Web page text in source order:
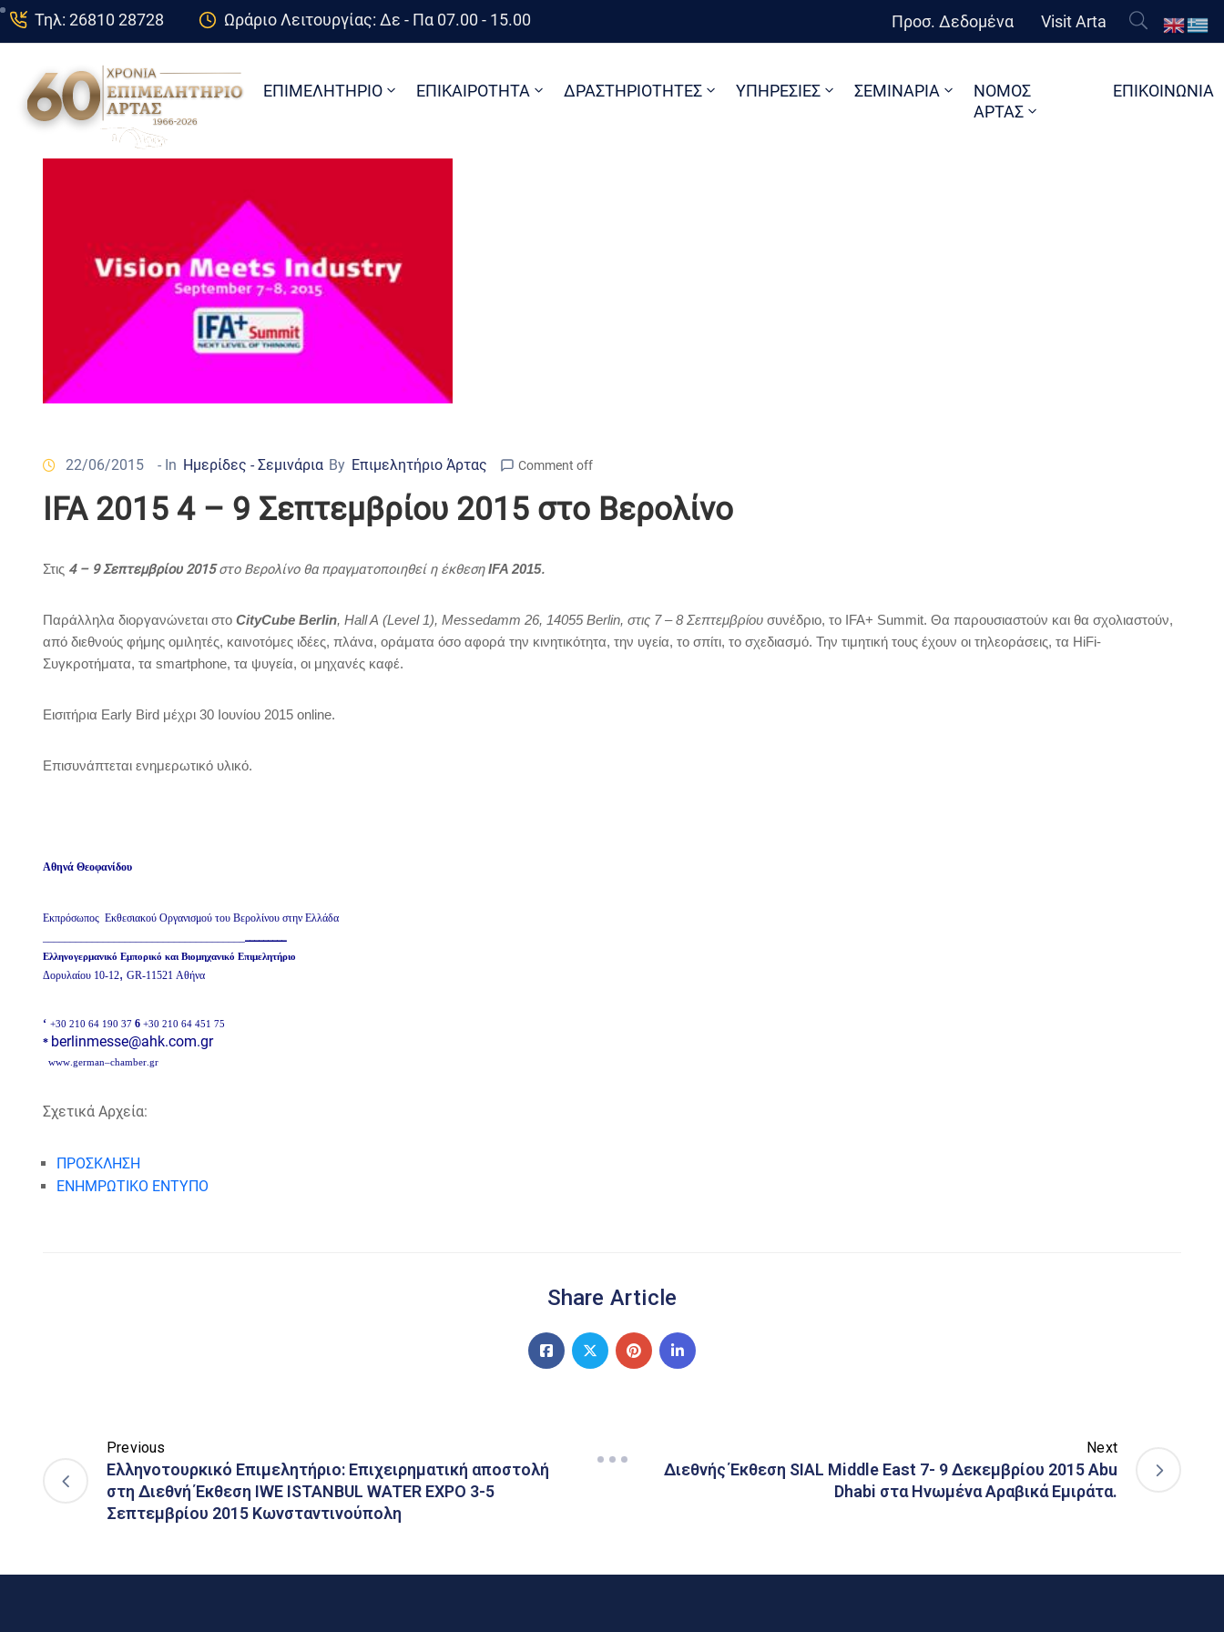
Τηλ: 26810 28728 Ωράριο Λειτουργίας: Δε - Πα 07.00 - 15.00 Προσ. Δεδομένα Visit Arta
ΕΠΙΜΕΛΗΤΗΡΙΟ ΕΠΙΚΑΙΡΟΤΗΤΑ ΔΡΑΣΤΗΡΙΟΤΗΤΕΣ ΥΠΗΡΕΣΙΕΣ ΣΕΜΙΝΑΡΙΑ
ΝΟΜΟΣ
ΑΡΤΑΣ
ΕΠΙΚΟΙΝΩΝΙΑ
22/06/2015 - In Ημερίδες - Σεμινάρια By Επιμελητήριο Άρτας Comment off
IFA 2015 4 – 9 Σεπτεμβρίου 2015 στο Βερολίνο
Στις 4 – 9 Σεπτεμβρίου 2015στο Βερολίνο θα πραγματοποιηθεί η έκθεσηIFA 2015.
Παράλληλα διοργανώνεται στο CityCube Berlin, Hall A (Level1), Messedamm 26, 14055Berlin, στις 7 – 8 Σεπτεμβρίου συνέδριο, το IFA+ Summit. Θα παρουσιαστούν και θα σχολιαστούν,
από διεθνούς φήμης ομιλητές, καινοτόμες ιδέες, πλάνα, οράματα όσο αφορά την κινητικότητα, την υγεία, το σπίτι, το σχεδιασμό. Την τιμητική τους έχουν οι τηλεοράσεις, τα HiFi-
Συγκροτήματα, τα smartphone, τα ψυγεία, οι μηχανές καφέ.
Εισιτήρια Early Bird μέχρι 30 Ιουνίου 2015 online.
Επισυνάπτεται ενημερωτικό υλικό.
Αθηνά Θεοφανίδου
Εκπρόσωπος Εκθεσιακού Οργανισμού του Βερολίνου στην Ελλάδα
Ελληνογερμανικό Εμπορικό και Βιομηχανικό Επιμελητήριο
Δορυλαίου 10-12, GR-11521 Αθήνα
‘ +30 210 64 190 37 6 +30 210 64 451 75
* berlinmesse@ahk.com.gr
www german–chamber gr
Σχετικά Αρχεία:
ΠΡΟΣΚΛΗΣΗ
ΕΝΗΜΡΩΤΙΚΟ ΕΝΤΥΠΟ
Share Article
Previous
Ελληνοτουρκικό Επιμελητήριο: Επιχειρηματική αποστολή
στη Διεθνή Έκθεση IWE ISTANBUL WATER EXPO 3-5
Σεπτεμβρίου 2015 Κωνσταντινούπολη
Next
Διεθνής Έκθεση SIAL Middle East 7- 9 Δεκεμβρίου 2015 Abu
Dhabi στα Ηνωμένα Αραβικά Εμιράτα.